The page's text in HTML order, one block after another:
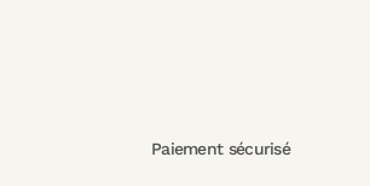
Paiement sécurisé